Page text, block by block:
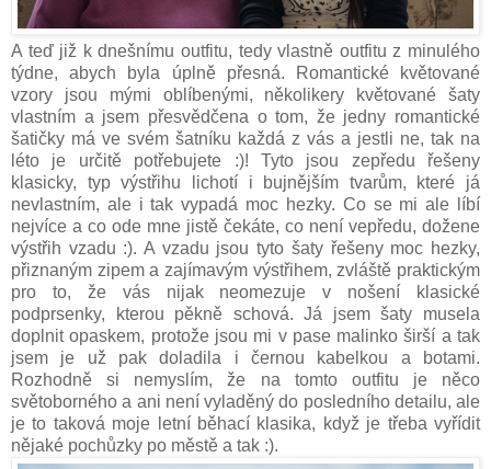
A teď již k dnešnímu outfitu, tedy vlastně outfitu z minulého
týdne, abych byla úplně přesná. Romantické květované
vzory jsou mými oblíbenými, několikery květované šaty
vlastním a jsem přesvědčena o tom, že jedny romantické
šatičky má ve svém šatníku každá z vás a jestli ne, tak na
léto je určitě potřebujete :)! Tyto jsou zepředu řešeny
klasicky, typ výstřihu lichotí i bujnějším tvarům, které já
nevlastním, ale i tak vypadá moc hezky. Co se mi ale líbí
nejvíce a co ode mne jistě čekáte, co není vepředu, dožene
výstřih vzadu :). A vzadu jsou tyto šaty řešeny moc hezky,
přiznaným zipem a zajímavým výstřihem, zvláště praktickým
pro to, že vás nijak neomezuje v nošení klasické
podprsenky, kterou pěkně schová. Já jsem šaty musela
doplnit opaskem, protože jsou mi v pase malinko širší a tak
jsem je už pak doladila i černou kabelkou a botami.
Rozhodně si nemyslím, že na tomto outfitu je něco
světoborného a ani není vyladěný do posledního detailu, ale
je to taková moje letní běhací klasika, když je třeba vyřídit
nějaké pochůzky po městě a tak :).